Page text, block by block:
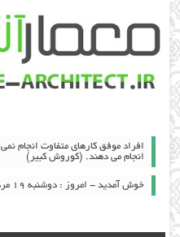
افراد موفق کارهای متفاوت انجام
انجام می دهند. (کوروش کبیر)
خوش آمدید - امروز : دوشنبه ۱۹ مرداد ۱۴۰۵